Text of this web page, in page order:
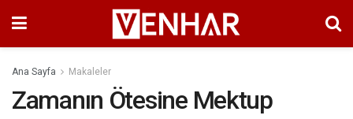
Ana Sayfa Makaleler
Zamanın Ötesine Mektup